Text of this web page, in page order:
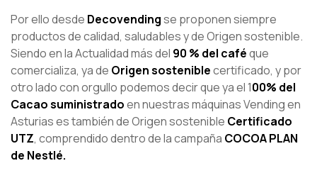
Por ello desde Decovendingse proponen siempre
productos de calidad, saludables y de Origen sostenible.
Siendo en la Actualidad más del 90 % del caféque
comercializa, ya de Origen sosteniblecertificado, y por
otro lado con orgullo podemos decir que ya el 100% del
Cacaosuministradoen nuestras máquinas Vending en
Asturias es también de Origen sostenible Certificado
UTZ, comprendido dentro de la campaña COCOA PLAN
de Nestlé.